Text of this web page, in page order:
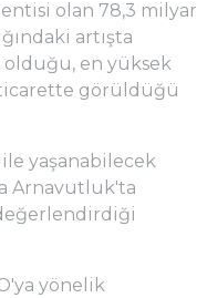
olan 78,3 milyar
artışta
olduğu, en yüksek
ticarette görüldüğü
yaşanabilecek
Arnavutluk'ta
yönelik